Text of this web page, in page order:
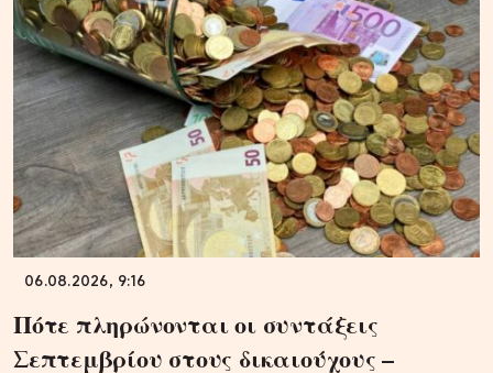
06.08.2026, 9:16
Πότε πληρώνονται οι συντάξεις
Σεπτεμβρίου στους δικαιούχους –